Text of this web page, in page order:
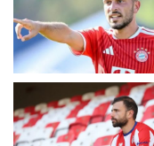
ZVICËR